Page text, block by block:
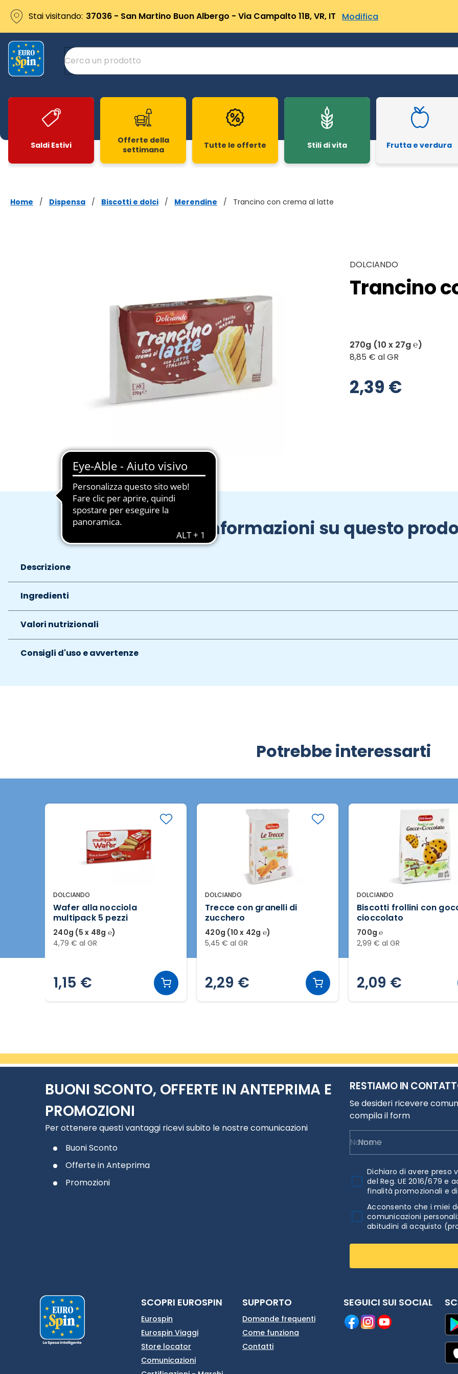
Stai visitando: 37036 - San Martino Buon Albergo - Via Campalto 11B, VR, IT Modifica
Saldi Estivi
Offerte della
settimana
Tutte le offerte Stili di vita Frutta e verdura
Home / Dispensa / Biscotti e dolci / Merendine / Trancino con crema al latte
DOLCIANDO
Trancino
270g (10 x 27g ℮)
8,85 € al GR
2,39 €
Informazioni su questo
Descrizione
Ingredienti
Valori nutrizionali
Consigli d'uso e avvertenze
Potrebbe interessarti
DOLCIANDO
Wafer alla nocciola
multipack 5 pezzi
240g (5 x 48g ℮)
4,79 € al GR
1,15 €
DOLCIANDO
Trecce con granelli di
zucchero
420g (10 x 42g ℮)
5,45 € al GR
2,29 €
DOLCIANDO
Biscotti frollini con
cioccolato
700g ℮
2,99 € al GR
2,09 €
BUONI SCONTO, OFFERTE IN ANTEPRIMA E
PROMOZIONI
Per ottenere questi vantaggi ricevi subito le nostre comunicazioni
Buoni Sconto
Offerte in Anteprima
Promozioni
RESTIAMO IN
Se desideri ricevere
compila il form
Nome
Dichiaro di avere preso
del Reg. UE 2016/679
finalità promozionali e
Acconsento che i miei
comunicazioni
abitudini di acquisto
SCOPRI EUROSPIN
Eurospin
Eurospin Viaggi
Store locator
Comunicazioni
SUPPORTO
Domande frequenti
Come funziona
Contatti
SEGUICI SUI SOCIAL